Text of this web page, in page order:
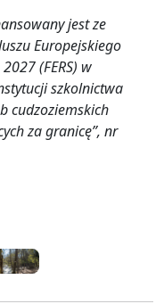
jest ze
Europejskiego
(FERS) w
szkolnictwa
cudzoziemskich
za granicę”, nr